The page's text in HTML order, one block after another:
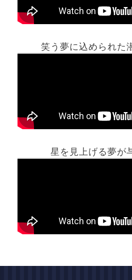
笑う夢に込められた
星を見上げる夢が